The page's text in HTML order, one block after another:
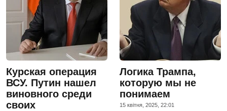
Курская операция
ВСУ. Путин нашел
виновного среди
своих
Логика Трампа,
которую мы не
понимаем
15 квiтня, 2025, 22:01